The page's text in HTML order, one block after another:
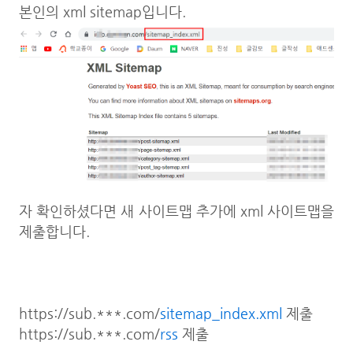
본인의 xml sitemap입니다.
자 확인하셨다면 새 사이트맵 추가에 xml 사이트맵을
제출합니다.
https://sub.***.com/sitemap_index.xml 제출
https://sub.***.com/rss 제출